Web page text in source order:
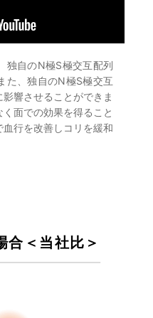
独自のN極S極交互配列
た、独自のN極S極交互
響させることができま
面での効果を得ること
行を改善しコリを緩和
合 ＜当社比＞